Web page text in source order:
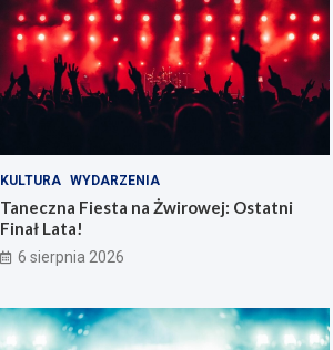
KULTURA WYDARZENIA
Taneczna Fiesta na Żwirowej: Ostatni
Finał Lata!
6 sierpnia 2026